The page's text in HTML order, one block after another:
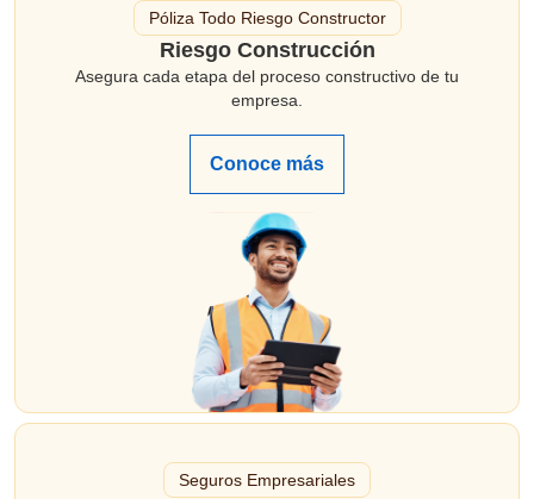
Póliza Todo Riesgo Constructor
Riesgo Construcción
Asegura cada etapa del proceso constructivo de tu
empresa.
Conoce más
Seguros Empresariales